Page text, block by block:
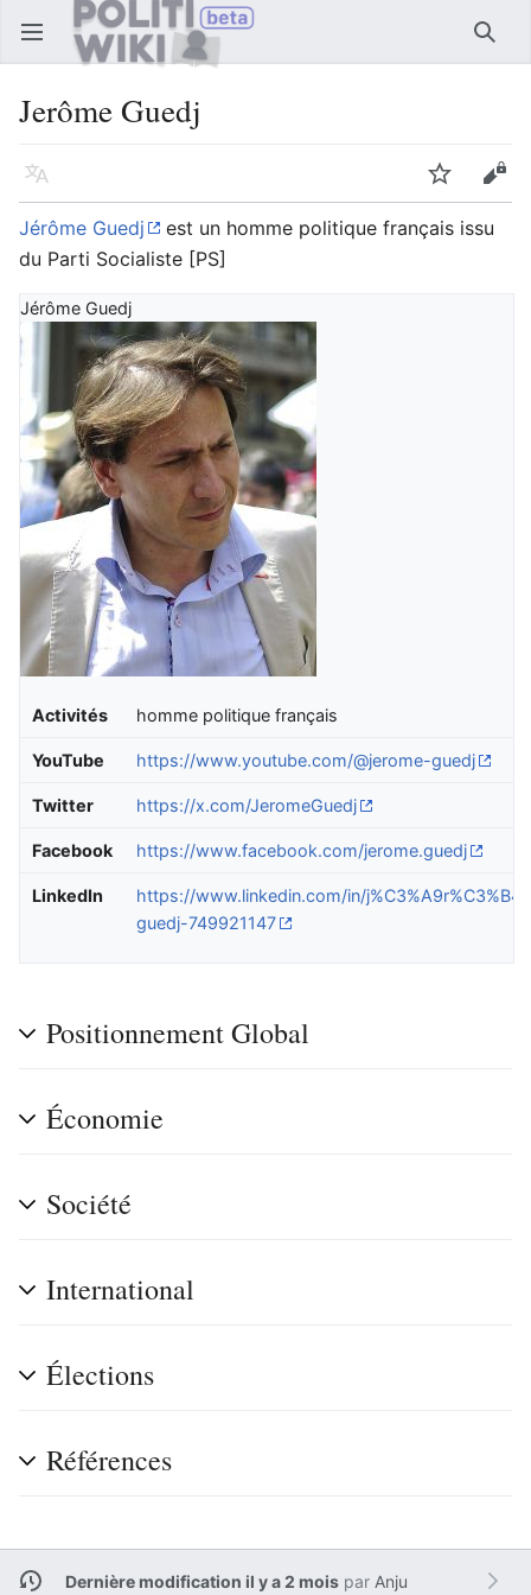
Ouvrir le menu principal
Jerôme Guedj
Langue Suivre
Jérôme Guedj
est un homme politique français issu
du Parti Socialiste [PS]
Jérôme Guedj
Activités homme politique français
YouTube https://www.youtube.com/@jerome-guedj
Twitter https://x.com/JeromeGuedj
Facebook https://www.facebook.com/jerome.guedj
LinkedIn
https://www.linkedin.com/in/
guedj-749921147
Positionnement Global
Économie
Société
International
Élections
Références
Dernière modification il y a 2 moispar Anju